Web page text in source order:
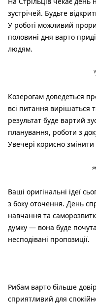
зустрічей. Будьте
У роботі можливий
половині дня варто
людям.
Козерогам доведеться
всі питання вирішаться
результат буде вартий
планування, роботи з
Увечері корисно змінити
Ваші оригінальні ідеї
з боку оточення. День
навчання та
думку — вона буде
несподівані пропозиції.
Рибам варто більше
сприятливий для